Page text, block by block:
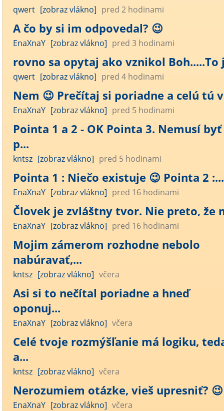
qwert [zobraz vlákno] pred 2 hodinami
A čo by si im odpovedal? 😉
EnaXnaY [zobraz vlákno] pred 3 hodinami
rovno sa opytaj ako vznikol Boh.....To
qwert [zobraz vlákno] pred 4 hodinami
Nem 😉 Prečítaj si poriadne a celú tú
EnaXnaY [zobraz vlákno] pred 5 hodinami
Pointa 1 a 2 - OK Pointa 3. Nemusí byť
p...
kntsz [zobraz vlákno] pred 5 hodinami
Pointa 1 : Niečo existuje 😉 Pointa 2 :...
EnaXnaY [zobraz vlákno] pred 16 hodinami
Človek je zvláštny tvor. Nie preto, že
EnaXnaY [zobraz vlákno] pred 16 hodinami
Mojim zámerom rozhodne nebolo
nabúravať,...
kntsz [zobraz vlákno] včera
Asi si to nečítal poriadne a hneď
oponuj...
EnaXnaY [zobraz vlákno] včera
Celé tvoje rozmýšľanie má logiku,
a...
kntsz [zobraz vlákno] včera
Nerozumiem otázke, vieš upresniť? 😉
EnaXnaY [zobraz vlákno] včera